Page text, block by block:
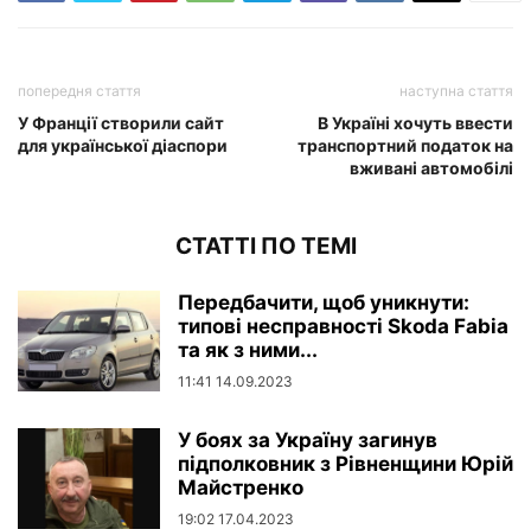
попередня стаття
У Франції створили сайт
для української діаспори
наступна стаття
В Україні хочуть ввести
транспортний податок на
вживані автомобілі
СТАТТІ ПО ТЕМІ
Передбачити, щоб уникнути:
типові несправності Skoda Fabia
та як з ними...
11:41 14.09.2023
У боях за Україну загинув
підполковник з Рівненщини Юрій
Майстренко
19:02 17.04.2023